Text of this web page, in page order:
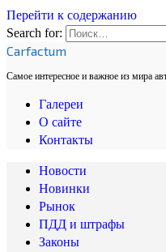
Перейти к содержанию
Search for:
Carfactum
Самое интересное и важное из мира
Галереи
О сайте
Контакты
Новости
Новинки
Рынок
ПДД и штрафы
Законы